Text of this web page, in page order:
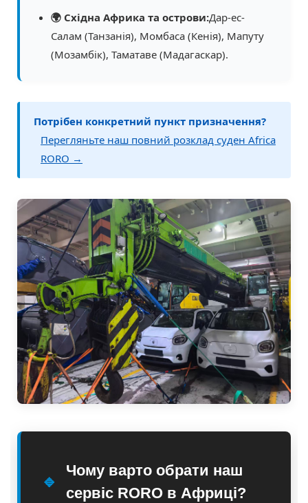
🌍 Східна Африка та острови:Дар-ес-
Салам (Танзанія), Момбаса (Кенія), Мапуту
(Мозамбік), Таматаве (Мадагаскар).
Потрібен конкретний пункт призначення?
Перегляньте наш повний розклад суден Africa
RORO →
🔹
Чому варто обрати наш
сервіс RORO в Африці?